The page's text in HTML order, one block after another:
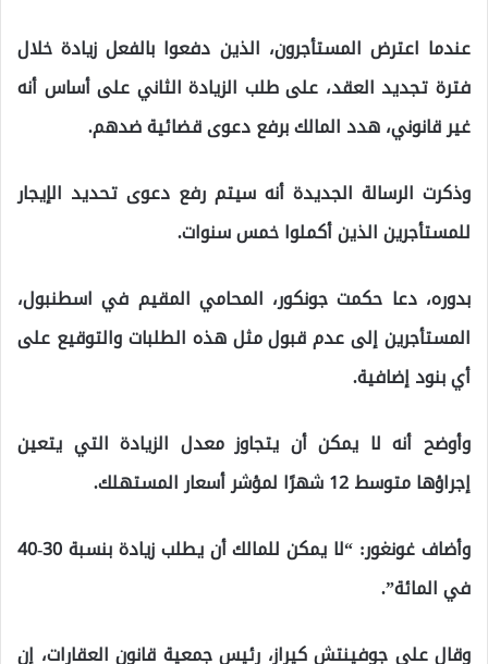
عندما اعترض المستأجرون، الذين دفعوا بالفعل زيادة خلال
فترة تجديد العقد، على طلب الزيادة الثاني على أساس أنه
غير قانوني، هدد المالك برفع دعوى قضائية ضدهم.
وذكرت الرسالة الجديدة أنه سيتم رفع دعوى تحديد الإيجار
للمستأجرين الذين أكملوا خمس سنوات.
بدوره، دعا حكمت جونكور، المحامي المقيم في اسطنبول،
المستأجرين إلى عدم قبول مثل هذه الطلبات والتوقيع على
أي بنود إضافية.
وأوضح أنه لا يمكن أن يتجاوز معدل الزيادة التي يتعين
إجراؤها متوسط ​​12 شهرًا لمؤشر أسعار المستهلك.
وأضاف غونغور: “لا يمكن للمالك أن يطلب زيادة بنسبة 30-40
في المائة”.
وقال علي جوفينتش كيراز، رئيس جمعية قانون العقارات، إن